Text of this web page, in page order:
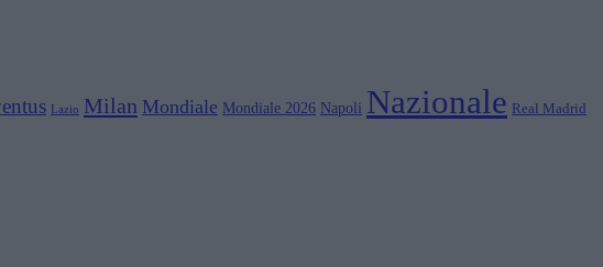
Lazio Milan Mondiale Mondiale 2026 Napoli Nazionale Real Madrid